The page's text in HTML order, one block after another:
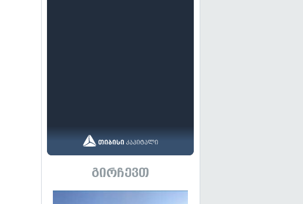
გირჩევთ